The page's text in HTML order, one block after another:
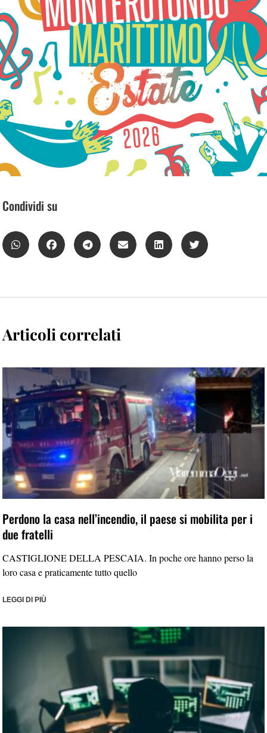
Condividi su
Articoli correlati
Perdono la casa nell’incendio, il paese si mobilita per i
due fratelli
CASTIGLIONE DELLA PESCAIA. In poche ore hanno perso la
loro casa e praticamente tutto quello
LEGGI DI PIÙ